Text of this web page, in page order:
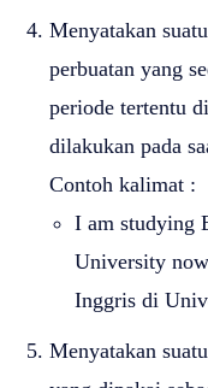
Menyatakan
perbuatan yang
periode tertentu
dilakukan pada
Contoh kalimat :
I am studying
University
Inggris di
Menyatakan